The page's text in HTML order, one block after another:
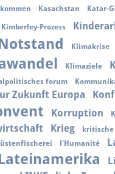
Kasachstan Katar-
Kimberley-Prozess
Klimakrise
Klimaziele
forum
Zukunft Europa
Korruption
Krieg
l'Humanité